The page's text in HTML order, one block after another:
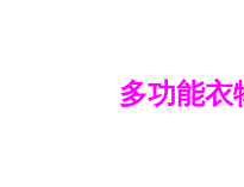
多功能衣